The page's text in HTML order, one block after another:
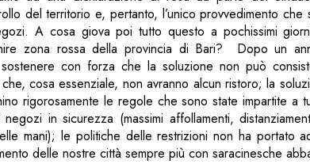
del territorio e, pertanto, l’unico provvedimento
A cosa giova poi tutto questo a pochissimi
zona rossa della provincia di Bari? Dopo un
con forza che la soluzione non può
cosa essenziale, non avranno alcun ristoro; la
rigorosamente le regole che sono state impartite a
in sicurezza (massimi affollamenti,
mani); le politiche delle restrizioni non ha portato
delle nostre città sempre più con saracinesche